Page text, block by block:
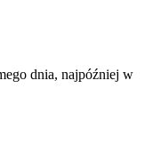
dnia, najpóźniej w